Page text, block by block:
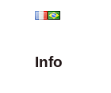
Info